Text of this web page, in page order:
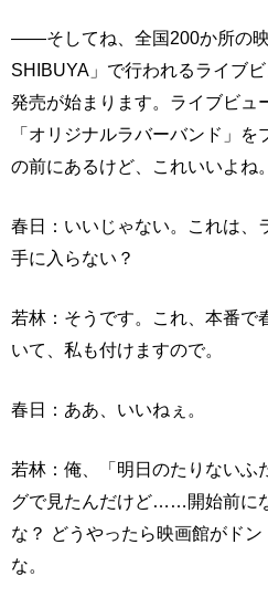
――そしてね、全国200か所の
SHIBUYA」で行われるライブ
発売が始まります。ライブビュ
「オリジナルラバーバンド」
の前にあるけど、これいいよね。
春日：いいじゃない。これは、
手に入らない？
若林：そうです。これ、本番で
いて、私も付けますので。
春日：ああ、いいねぇ。
若林：俺、「明日のたりないふ
グで見たんだけど……開始前に
な？ どうやったら映画館がド
な。